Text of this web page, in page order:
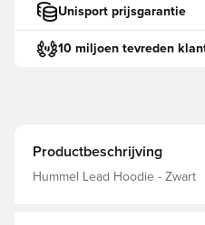
Unisport prijsgarantie
10 miljoen tevreden
Productbeschrijving
Hummel Lead Hoodie - Zwart